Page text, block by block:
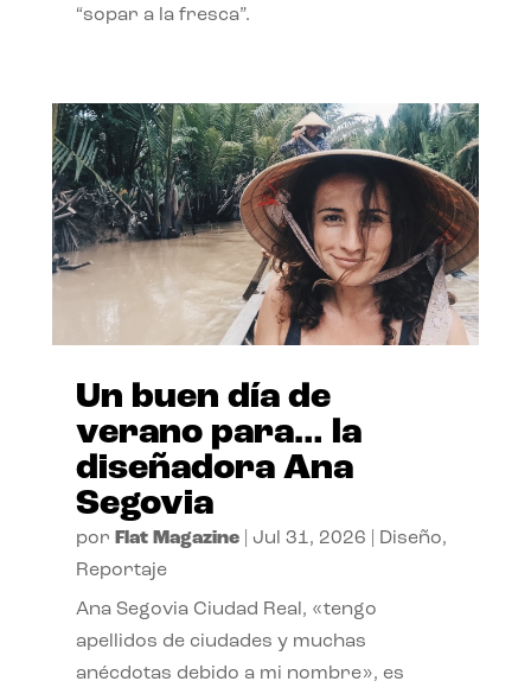
“sopar a la fresca”.
Un buen día de
verano para… la
diseñadora Ana
Segovia
por Flat Magazine| Jul 31, 2026 Diseño,
Reportaje
Ana Segovia Ciudad Real, «tengo
apellidos de ciudades y muchas
anécdotas debido a mi nombre», es